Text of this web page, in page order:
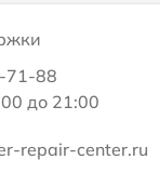
71-88
до 21:00
repair-center.ru